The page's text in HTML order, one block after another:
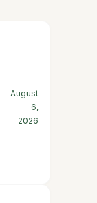
August
6,
2026